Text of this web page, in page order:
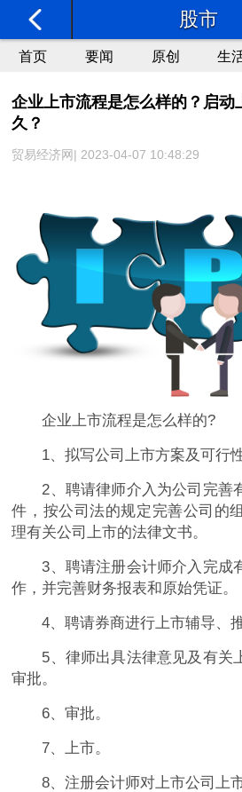
股市
首页 要闻 原创 生
企业上市流程是怎么样的？启动
久？
贸易经济网| 2023-04-07 10:48:29
企业上市流程是怎么样的?
1、拟写公司上市方案及可行
2、聘请律师介入为公司完善
件，按公司法的规定完善公司的
理有关公司上市的法律文书。
3、聘请注册会计师介入完成
作，并完善财务报表和原始凭证。
4、聘请券商进行上市辅导、推
5、律师出具法律意见及有关
审批。
6、审批。
7、上市。
8、注册会计师对上市公司上